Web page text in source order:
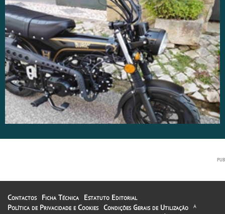
Contactos Ficha Técnica
Estatuto Editorial
Política de Privacidade e Cookies Condições Gerais de Utilização
A